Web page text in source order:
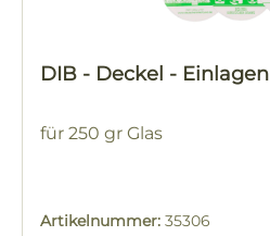
DIB - Deckel - Einlagen
für 250 gr Glas
Artikelnummer: 35306